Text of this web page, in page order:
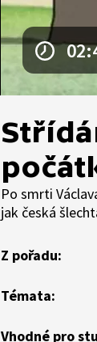
Po smrti
jak česká
Z pořadu:
Témata:
Vhodné pro